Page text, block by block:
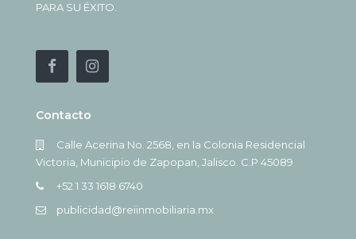
PARA SU ÉXITO.
Contacto
Calle Acerina No. 2568, en la Colonia Residencial
Victoria, Municipio de Zapopan, Jalisco. C.P 45089
+52 1 33 1618 6740
publicidad@reiinmobiliaria.mx